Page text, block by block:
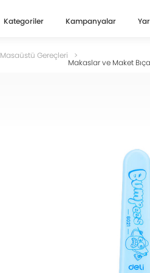
Kategoriler Kampanyalar
Masaüstü Gereçleri
Makaslar ve Maket